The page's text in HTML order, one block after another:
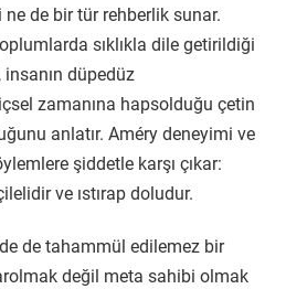
de bir tür rehberlik sunar.
sıklıkla dile getirildiği
düpedüz
zamanına hapsolduğu çetin
anlatır. Améry deneyimi ve
şiddetle karşı çıkar:
ve ıstırap doludur.
de tahammül edilemez bir
değil meta sahibi olmak